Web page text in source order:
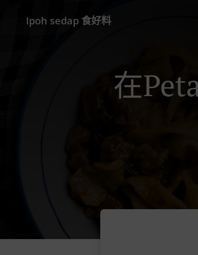
Ipoh sedap 食好料
在